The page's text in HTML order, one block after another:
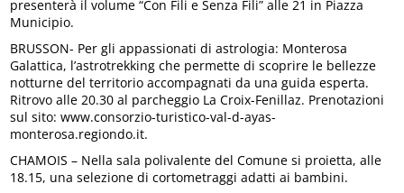
presenterà il volume “Con Fili e Senza Fili” alle 21 in Piazza
Municipio.
BRUSSON- Per gli appassionati di astrologia: Monterosa
Galattica, l’astrotrekking che permette di scoprire le bellezze
notturne del territorio accompagnati da una guida esperta.
Ritrovo alle 20.30 al parcheggio La Croix-Fenillaz. Prenotazioni
sul sito: www.consorzio-turistico-val-d-ayas-
monterosa.regiondo.it.
CHAMOIS – Nella sala polivalente del Comune si proietta, alle
18.15, una selezione di cortometraggi adatti ai bambini.